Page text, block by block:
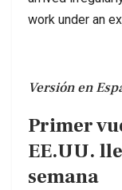
work under an
Versión en
Primer
EE.UU.
semana